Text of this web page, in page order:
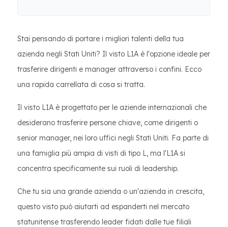
Stai pensando di portare i migliori talenti della tua
azienda negli Stati Uniti? Il visto L1A è l'opzione ideale per
trasferire dirigenti e manager attraverso i confini. Ecco
una rapida carrellata di cosa si tratta.
Il visto L1A è progettato per le aziende internazionali che
desiderano trasferire persone chiave, come dirigenti o
senior manager, nei loro uffici negli Stati Uniti. Fa parte di
una famiglia più ampia di visti di tipo L, ma l'L1A si
concentra specificamente sui ruoli di leadership.
Che tu sia una grande azienda o un'azienda in crescita,
questo visto può aiutarti ad espanderti nel mercato
statunitense trasferendo leader fidati dalle tue filiali